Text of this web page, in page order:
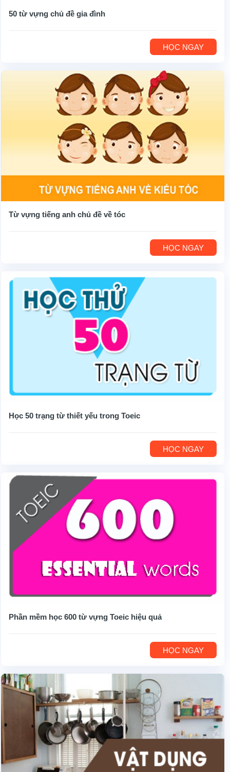
50 từ vựng chủ đề gia đình
HỌC NGAY
Từ vựng tiếng anh chủ đề về tóc
HỌC NGAY
Học 50 trạng từ thiết yếu trong Toeic
HỌC NGAY
Phần mềm học 600 từ vựng Toeic hiệu quả
HỌC NGAY